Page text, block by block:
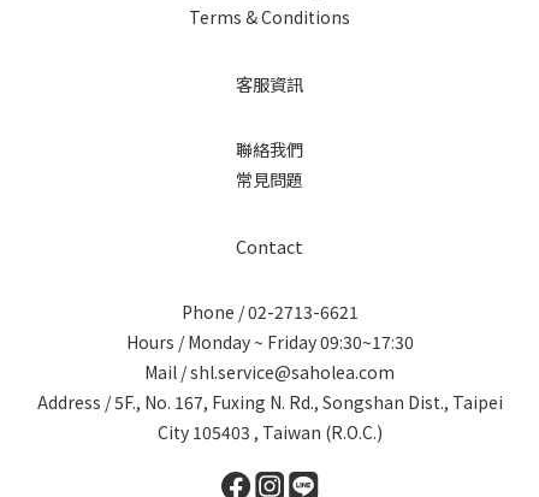
Terms & Conditions
客服資訊
聯絡我們
常見問題
Contact
Phone / 02-2713-6621
Hours / Monday ~ Friday 09:30~17:30
Mail / shl.service@saholea.com
Address / 5F., No. 167, Fuxing N. Rd., Songshan Dist., Taipei
City 105403 , Taiwan (R.O.C.)